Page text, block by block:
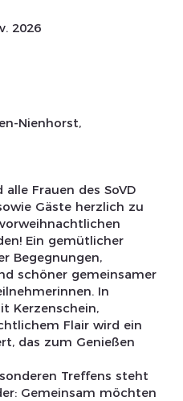
2026
Nienhorst,
Frauen des SoVD
Gäste herzlich zu
Ein gemütlicher
Begegnungen,
schöner gemeinsamer
In
Kerzenschein,
Flair wird ein
das zum Genießen
Treffens steht
Gemeinsam möchten